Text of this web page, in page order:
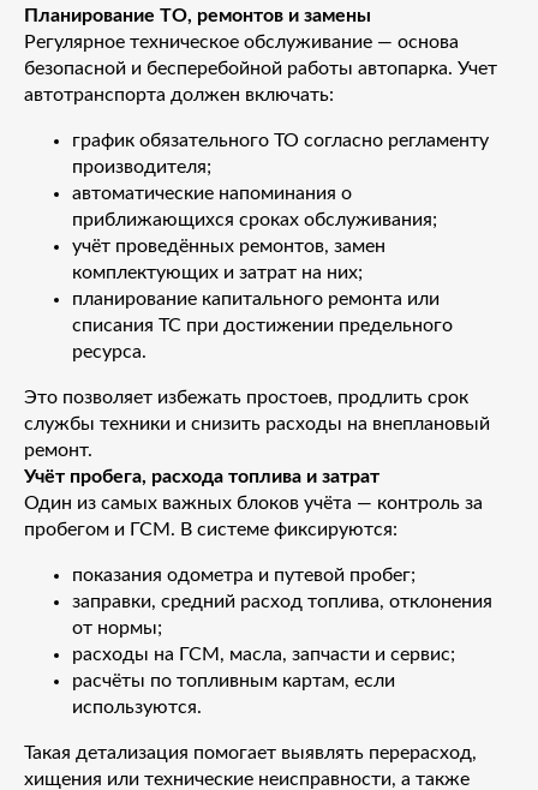
Планирование ТО, ремонтов и замены
Регулярное техническое обслуживание — основа
безопасной и бесперебойной работы автопарка. Учет
автотранспорта должен включать:
график обязательного ТО согласно регламенту
производителя;
автоматические напоминания о
приближающихся сроках обслуживания;
учёт проведённых ремонтов, замен
комплектующих и затрат на них;
планирование капитального ремонта или
списания ТС при достижении предельного
ресурса.
Это позволяет избежать простоев, продлить срок
службы техники и снизить расходы на внеплановый
ремонт.
Учёт пробега, расхода топлива и затрат
Один из самых важных блоков учёта — контроль за
пробегом и ГСМ. В системе фиксируются:
показания одометра и путевой пробег;
заправки, средний расход топлива, отклонения
от нормы;
расходы на ГСМ, масла, запчасти и сервис;
расчёты по топливным картам, если
используются.
Такая детализация помогает выявлять перерасход,
хищения или технические неисправности, а также